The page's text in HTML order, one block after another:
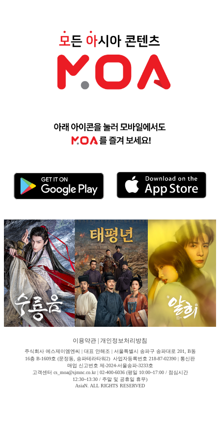
이용약관 개인정보처리방침
주식회사 에스제이엠엔씨 | 대표 안해조 | 서울특별시 송파구 송파대로 201, B동
16층 B-1609호 (문정동, 송파테라타워2) 사업자등록번호 218-87-02390 | 통신판
매업 신고번호 제-2024-서울송파-3233호
고객센터 cs_moa@sjmnc.co.kr | 02-400-6036 (평일 10:00~17:00 / 점심시간
12:30~13:30 / 주말 및 공휴일 휴무)
AsiaN. ALL RIGHTS RESERVED